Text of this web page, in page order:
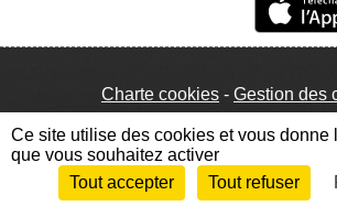
Charte cookies Gestion des
Envie de participer ?
Ce site utilise des cookies et vous donne
que vous souhaitez activer
Tout accepter
Tout refuser